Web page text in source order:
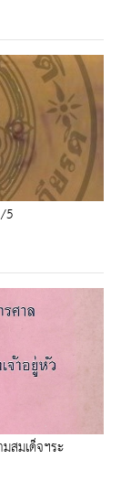
5
สมเด็จฯระ